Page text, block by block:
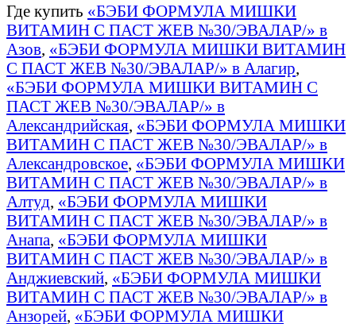
Где купить «БЭБИ ФОРМУЛА МИШКИ
ВИТАМИН С ПАСТ ЖЕВ №30/ЭВАЛАР/» в
Азов, «БЭБИ ФОРМУЛА МИШКИ ВИТАМИН
С ПАСТ ЖЕВ №30/ЭВАЛАР/» в Алагир,
«БЭБИ ФОРМУЛА МИШКИ ВИТАМИН С
ПАСТ ЖЕВ №30/ЭВАЛАР/» в
Александрийская, «БЭБИ ФОРМУЛА МИШКИ
ВИТАМИН С ПАСТ ЖЕВ №30/ЭВАЛАР/» в
Александровское, «БЭБИ ФОРМУЛА МИШКИ
ВИТАМИН С ПАСТ ЖЕВ №30/ЭВАЛАР/» в
Алтуд, «БЭБИ ФОРМУЛА МИШКИ
ВИТАМИН С ПАСТ ЖЕВ №30/ЭВАЛАР/» в
Анапа, «БЭБИ ФОРМУЛА МИШКИ
ВИТАМИН С ПАСТ ЖЕВ №30/ЭВАЛАР/» в
Анджиевский, «БЭБИ ФОРМУЛА МИШКИ
ВИТАМИН С ПАСТ ЖЕВ №30/ЭВАЛАР/» в
Анзорей, «БЭБИ ФОРМУЛА МИШКИ